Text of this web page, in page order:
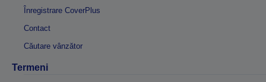
Înregistrare CoverPlus
Contact
Căutare vânzător
Termeni